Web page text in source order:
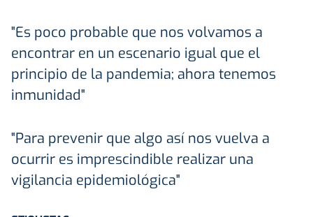
"Es poco probable que nos volvamos a
encontrar en un escenario igual que el
principio de la pandemia; ahora tenemos
inmunidad"
"Para prevenir que algo así nos vuelva a
ocurrir es imprescindible realizar una
vigilancia epidemiológica"